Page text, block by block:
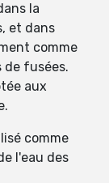
la
et dans
comme
de fusées.
aux
comme
l'eau des